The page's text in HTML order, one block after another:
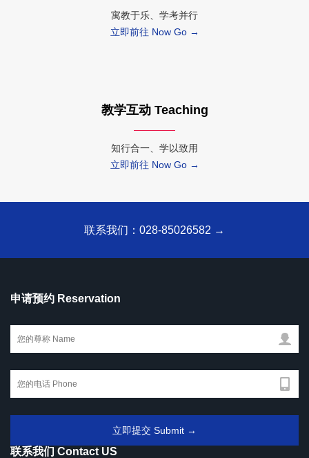
寓教于乐、学考并行
立即前往 Now Go →
教学互动 Teaching
知行合一、学以致用
立即前往 Now Go →
联系我们：028-85026582 →
申请预约 Reservation
联系我们 Contact US